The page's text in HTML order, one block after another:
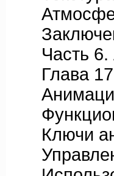
Часть 6.
Глава
Ключи